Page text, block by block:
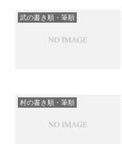
武の書き順・筆順
村の書き順・筆順